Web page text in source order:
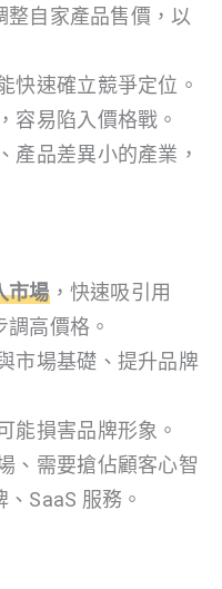
自家產品售價，以
快速確立競爭定位。
容易陷入價格戰。
產品差異小的產業，
市場，快速吸引用
高價格。
市場基礎、提升品牌
能損害品牌形象。
、需要搶佔顧客心智
SaaS 服務。